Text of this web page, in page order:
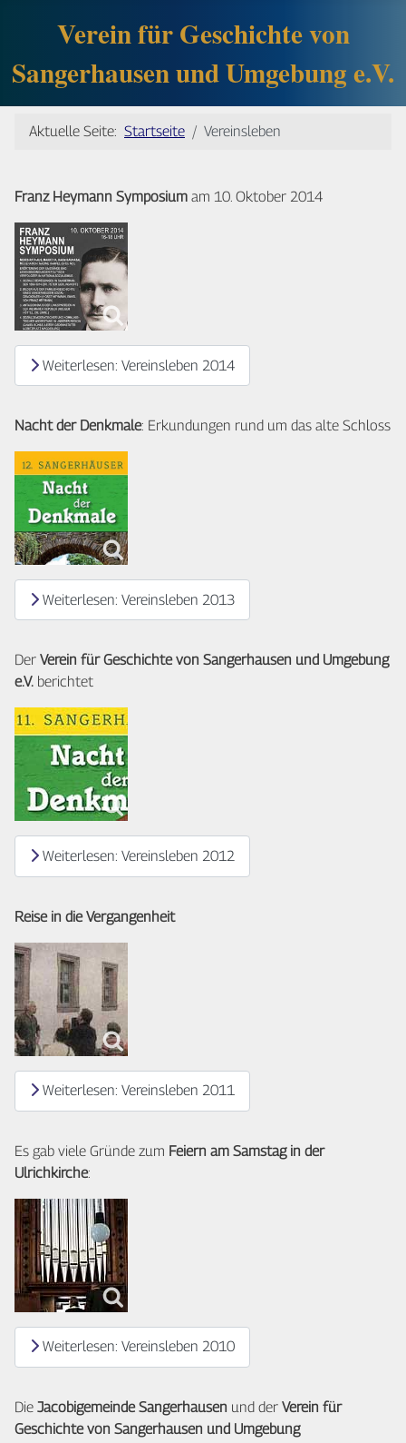
Verein für Geschichte von
Sangerhausen und Umgebung e.V.
Aktuelle Seite: Startseite Vereinsleben
Franz Heymann Symposium am 10. Oktober 2014
Weiterlesen: Vereinsleben 2014
Nacht der Denkmale: Erkundungen rund um das alte Schloss
Weiterlesen: Vereinsleben 2013
Der Verein für Geschichte von Sangerhausen und Umgebung
e.V. berichtet
Weiterlesen: Vereinsleben 2012
Reise in die Vergangenheit
Weiterlesen: Vereinsleben 2011
Es gab viele Gründe zum Feiern am Samstag in der
Ulrichkirche:
Weiterlesen: Vereinsleben 2010
Die Jacobigemeinde Sangerhausen und der Verein für
Geschichte von Sangerhausen und Umgebung